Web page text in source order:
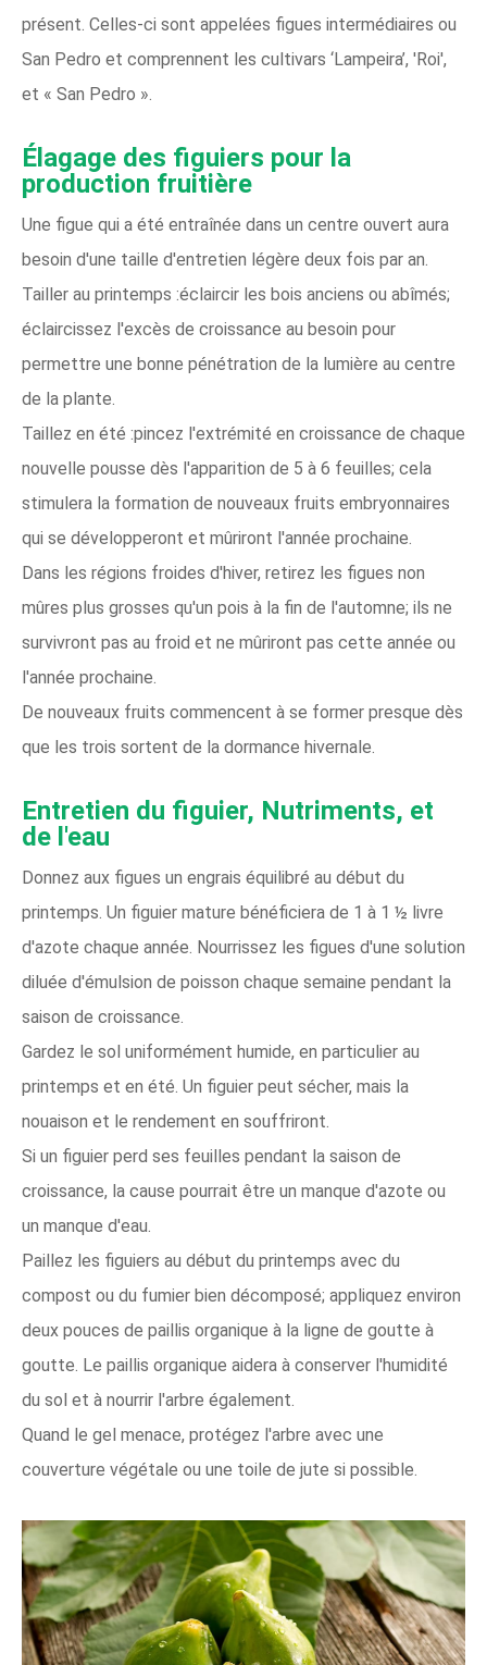
présent. Celles-ci sont appelées figues intermédiaires ou
San Pedro et comprennent les cultivars ‘Lampeira’, 'Roi',
et « San Pedro ».
Élagage des figuiers pour la
production fruitière
Une figue qui a été entraînée dans un centre ouvert aura
besoin d'une taille d'entretien légère deux fois par an.
Tailler au printemps :éclaircir les bois anciens ou abîmés;
éclaircissez l'excès de croissance au besoin pour
permettre une bonne pénétration de la lumière au centre
de la plante.
Taillez en été :pincez l'extrémité en croissance de chaque
nouvelle pousse dès l'apparition de 5 à 6 feuilles; cela
stimulera la formation de nouveaux fruits embryonnaires
qui se développeront et mûriront l'année prochaine.
Dans les régions froides d'hiver, retirez les figues non
mûres plus grosses qu'un pois à la fin de l'automne; ils ne
survivront pas au froid et ne mûriront pas cette année ou
l'année prochaine.
De nouveaux fruits commencent à se former presque dès
que les trois sortent de la dormance hivernale.
Entretien du figuier, Nutriments, et
de l'eau
Donnez aux figues un engrais équilibré au début du
printemps. Un figuier mature bénéficiera de 1 à 1 ½ livre
d'azote chaque année. Nourrissez les figues d'une solution
diluée d'émulsion de poisson chaque semaine pendant la
saison de croissance.
Gardez le sol uniformément humide, en particulier au
printemps et en été. Un figuier peut sécher, mais la
nouaison et le rendement en souffriront.
Si un figuier perd ses feuilles pendant la saison de
croissance, la cause pourrait être un manque d'azote ou
un manque d'eau.
Paillez les figuiers au début du printemps avec du
compost ou du fumier bien décomposé; appliquez environ
deux pouces de paillis organique à la ligne de goutte à
goutte. Le paillis organique aidera à conserver l'humidité
du sol et à nourrir l'arbre également.
Quand le gel menace, protégez l'arbre avec une
couverture végétale ou une toile de jute si possible.